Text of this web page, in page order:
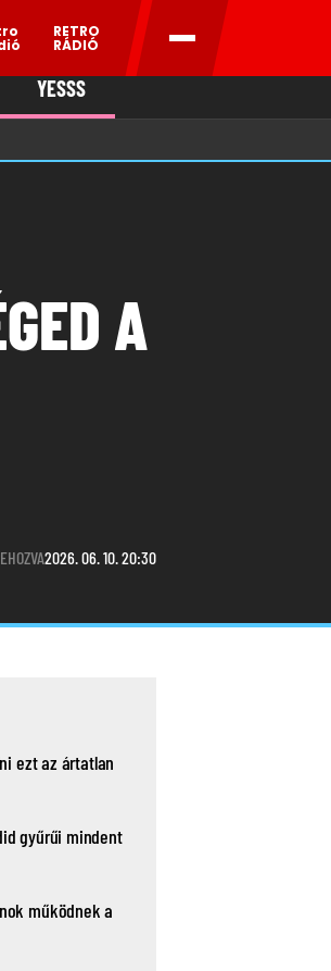
RETRO
RÁDIÓ
YESSS
A
2026. 06. 10. 20:30
ezt az ártatlan
gyűrűi mindent
működnek a